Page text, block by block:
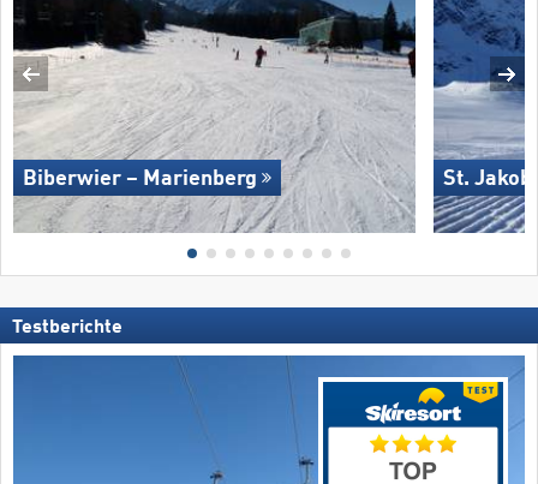
Biberwier – Marienberg St.
Testberichte